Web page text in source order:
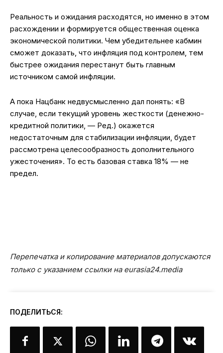
Реальность и ожидания расходятся, но именно в этом
расхождении и формируется общественная оценка
экономической политики. Чем убедительнее кабмин
сможет доказать, что инфляция под контролем, тем
быстрее ожидания перестанут быть главным
источником самой инфляции.
А пока Нацбанк недвусмысленно дал понять: «В
случае, если текущий уровень жесткости (денежно-
кредитной политики, — Ред.) окажется
недостаточным для стабилизации инфляции, будет
рассмотрена целесообразность дополнительного
ужесточения». То есть базовая ставка 18% — не
предел.
Перепечатка и копирование материалов допускаются
только с указанием ссылки на eurasia24.media
ПОДЕЛИТЬСЯ: